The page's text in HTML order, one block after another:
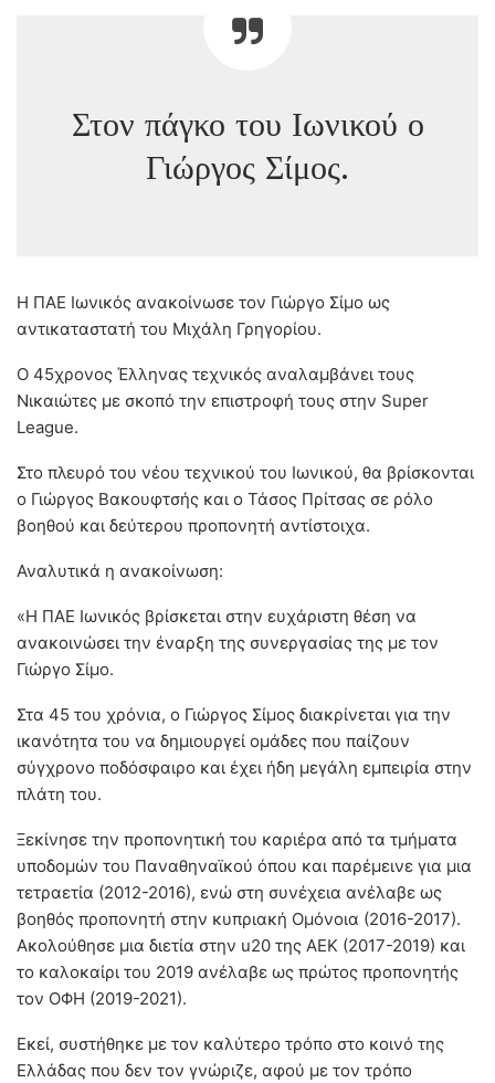
Στον πάγκο του Ιωνικού ο
Γιώργος Σίμος.
Η ΠΑΕ Ιωνικός ανακοίνωσε τον Γιώργο Σίμο ως
αντικαταστατή του Μιχάλη Γρηγορίου.
Ο 45χρονος Έλληνας τεχνικός αναλαμβάνει τους
Νικαιώτες με σκοπό την επιστροφή τους στην Super
League.
Στο πλευρό του νέου τεχνικού του Ιωνικού, θα βρίσκονται
ο Γιώργος Βακουφτσής και ο Τάσος Πρίτσας σε ρόλο
βοηθού και δεύτερου προπονητή αντίστοιχα.
Αναλυτικά η ανακοίνωση:
«Η ΠΑΕ Ιωνικός βρίσκεται στην ευχάριστη θέση να
ανακοινώσει την έναρξη της συνεργασίας της με τον
Γιώργο Σίμο.
Στα 45 του χρόνια, ο Γιώργος Σίμος διακρίνεται για την
ικανότητα του να δημιουργεί ομάδες που παίζουν
σύγχρονο ποδόσφαιρο και έχει ήδη μεγάλη εμπειρία στην
πλάτη του.
Ξεκίνησε την προπονητική του καριέρα από τα τμήματα
υποδομών του Παναθηναϊκού όπου και παρέμεινε για μια
τετραετία (2012-2016), ενώ στη συνέχεια ανέλαβε ως
βοηθός προπονητή στην κυπριακή Ομόνοια (2016-2017).
Ακολούθησε μια διετία στην u20 της ΑΕΚ (2017-2019) και
το καλοκαίρι του 2019 ανέλαβε ως πρώτος προπονητής
τον ΟΦΗ (2019-2021).
Εκεί, συστήθηκε με τον καλύτερο τρόπο στο κοινό της
Ελλάδας που δεν τον γνώριζε, αφού με τον τρόπο